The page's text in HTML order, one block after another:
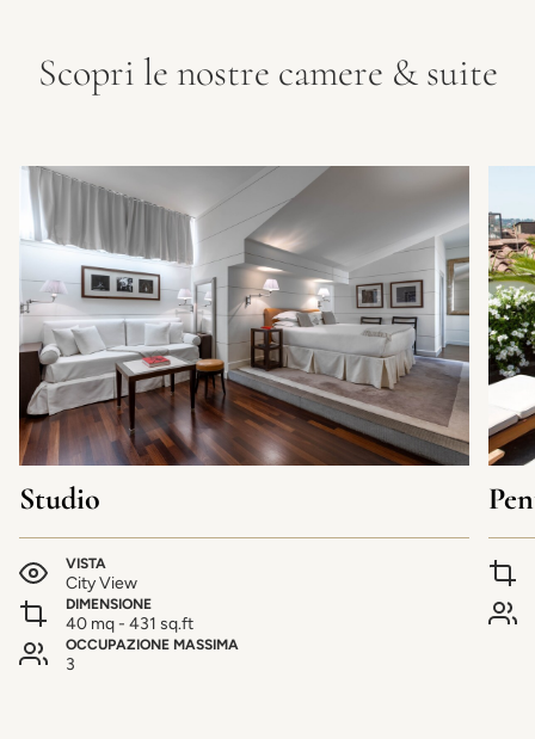
Scopri le nostre camere & suite
Studio
VISTA
City View
DIMENSIONE
40 mq - 431 sq.ft
OCCUPAZIONE MASSIMA
3